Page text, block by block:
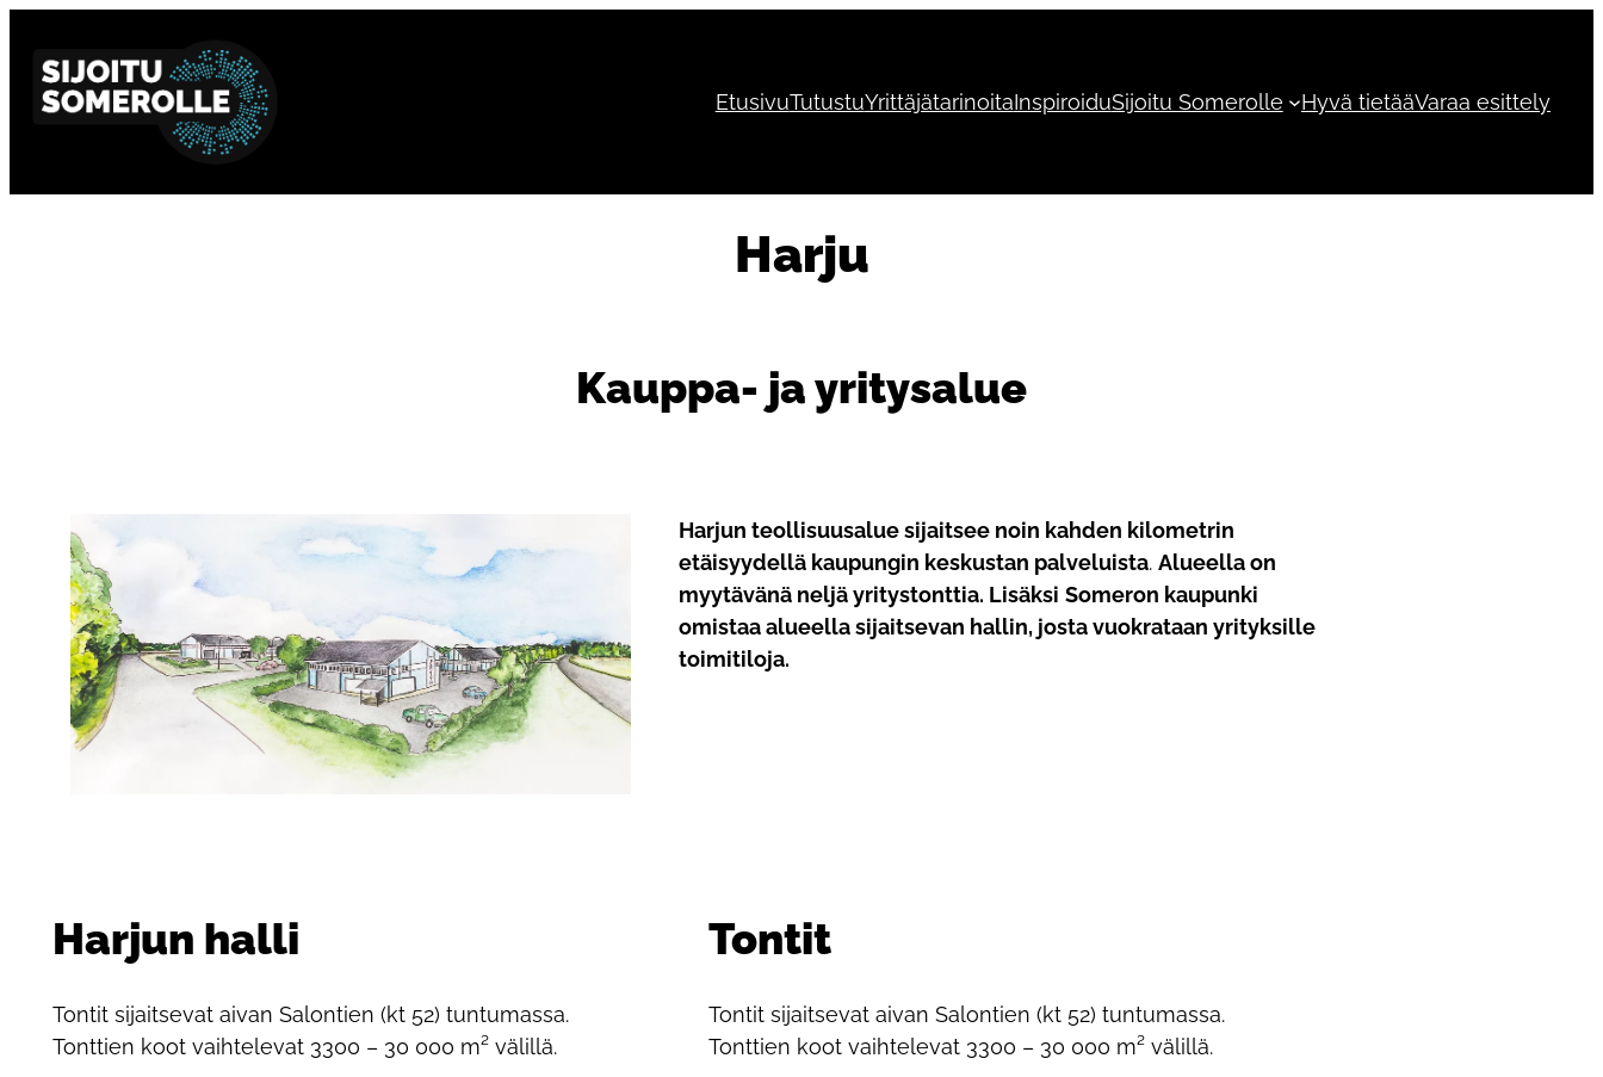
EtusivuTutustuYrittäjätarinoitaInspiroiduSijoitu Somerolle Hyvä tietääVaraa esittely
Harju
Kauppa- ja yritysalue
Harjun teollisuusalue sijaitsee noin kahden kilometrin
etäisyydellä kaupungin keskustan palveluista. Alueella on
myytävänä neljä yritystonttia. Lisäksi Someron kaupunki
omistaa alueella sijaitsevan hallin, josta vuokrataan yrityksille
toimitiloja.
Harjun halli
Tontit sijaitsevat aivan Salontien (kt 52) tuntumassa.
Tonttien koot vaihtelevat 3300 – 30 000 m² välillä.
Tontit
Tontit sijaitsevat aivan Salontien (kt 52) tuntumassa.
Tonttien koot vaihtelevat 3300 – 30 000 m² välillä.